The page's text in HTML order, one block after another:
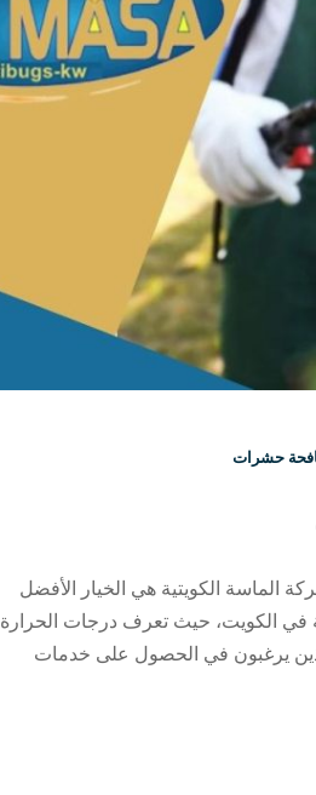
حشرات
الكويتية هي الخيار الأفضل
في الكويت، حيث تعرف درجات الحرارة
الذين يرغبون في الحصول على خدمات